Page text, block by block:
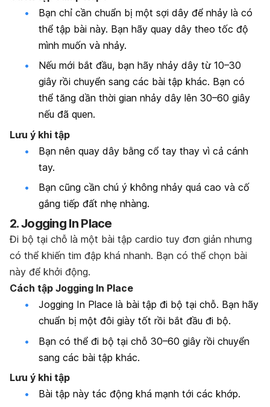
Bạn chỉ cần chuẩn bị một sợi dây để nhảy là có
thể tập bài này. Bạn hãy quay dây theo tốc độ
mình muốn và nhảy.
Nếu mới bắt đầu, bạn hãy nhảy dây từ 10–30
giây rồi chuyển sang các bài tập khác. Bạn có
thể tăng dần thời gian nhảy dây lên 30–60 giây
nếu đã quen.
Lưu ý khi tập
Bạn nên quay dây bằng cổ tay thay vì cả cánh
tay.
Bạn cũng cần chú ý không nhảy quá cao và cố
gắng tiếp đất nhẹ nhàng.
2. Jogging In Place
Đi bộ tại chỗ là một bài tập cardio tuy đơn giản nhưng
có thể khiến tim đập khá nhanh. Bạn có thể chọn bài
này để khởi động.
Cách tập Jogging In Place
Jogging In Place là bài tập đi bộ tại chỗ. Bạn hãy
chuẩn bị một đôi giày tốt rồi bắt đầu đi bộ.
Bạn có thể đi bộ tại chỗ 30–60 giây rồi chuyển
sang các bài tập khác.
Lưu ý khi tập
Bài tập này tác động khá mạnh tới các khớp.